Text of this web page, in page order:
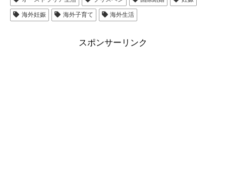
海外妊娠 海外子育て 海外生活
スポンサーリンク